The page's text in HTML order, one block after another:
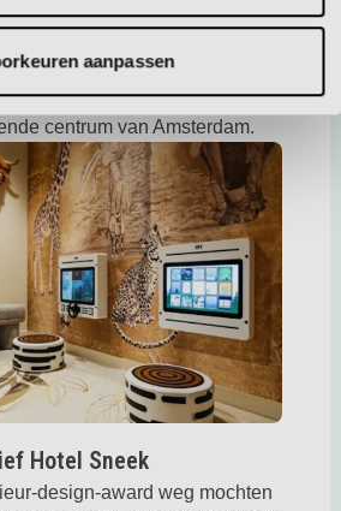
aanpassen
een Turks stoombad.
staat je auto gratis. Met het
service ben je vervolgens
centrum van Amsterdam.
Hotel Sneek
design-award weg mochten